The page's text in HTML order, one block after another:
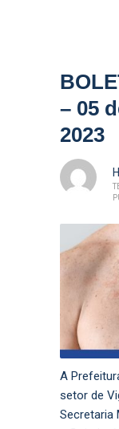
– 05
2023
A
setor de
Secretaria